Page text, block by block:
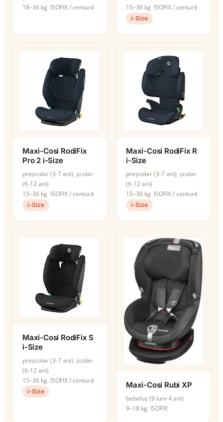
18–36 kg ISOFIX / centură
15–36 kg ISOFIX / centură
i-Size
Maxi-Cosi RodiFix
Pro 2 i-Size
preșcolar (3-7 ani), școlar
(6-12 ani)
15–36 kg ISOFIX / centură
i-Size
Maxi-Cosi RodiFix R
i-Size
preșcolar (3-7 ani), școlar
(6-12 ani)
15–36 kg ISOFIX / centură
i-Size
Maxi-Cosi RodiFix S
i-Size
preșcolar (3-7 ani), școlar
(6-12 ani)
15–36 kg ISOFIX / centură
i-Size
Maxi-Cosi Rubi XP
bebeluș (9 luni-4 ani)
9–18 kg ISOFIX